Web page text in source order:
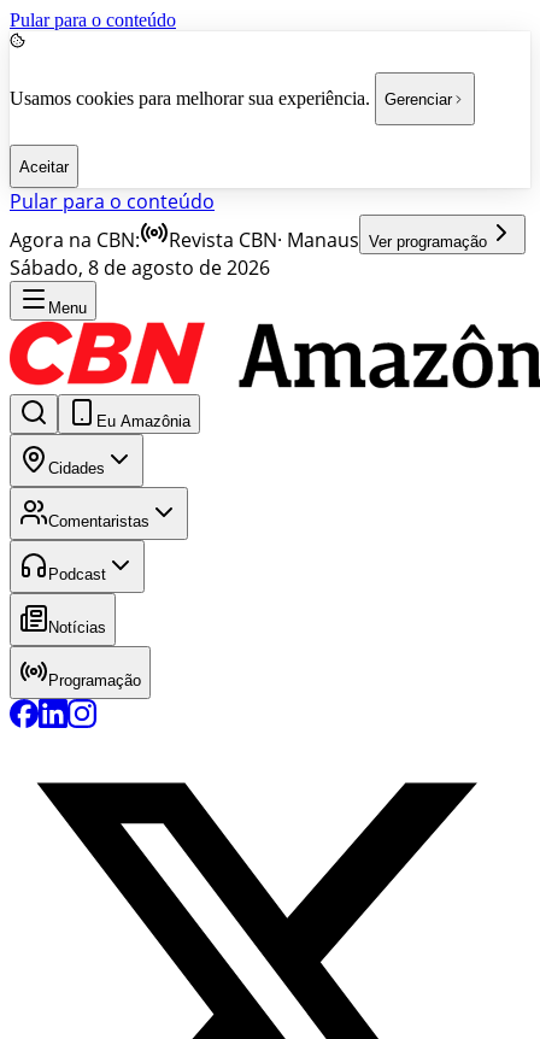
Pular para o conteúdo
Usamos cookies para melhorar sua experiência. Gerenciar
Aceitar
Pular para o conteúdo
Agora na CBN:
Revista CBN· Manaus Ver programação
Sábado, 8 de agosto de 2026
Menu
Eu Amazônia
Cidades
Comentaristas
Podcast
Notícias
Programação